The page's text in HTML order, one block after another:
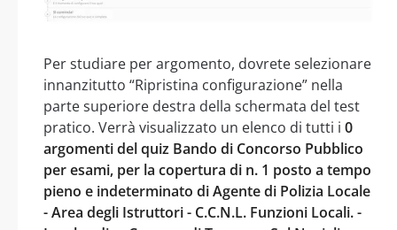
Per studiare per argomento, dovrete selezionare
innanzitutto “Ripristina configurazione” nella
parte superiore destra della schermata del test
pratico. Verrà visualizzato un elenco di tutti i 0
argomenti del quiz Bando di Concorso Pubblico
per esami, per la copertura di n. 1 posto a tempo
pieno e indeterminato di Agente di Polizia Locale
- Area degli Istruttori - C.C.N.L. Funzioni Locali. -